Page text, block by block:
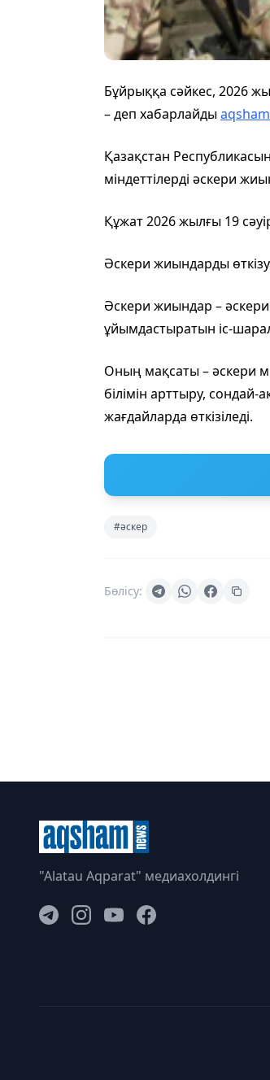
Бұйрыққа сәйкес, 2026
– деп хабарлайды
Қазақстан
міндеттілерді әскери
Құжат 2026 жылғы 19
Әскери жиындарды
Әскери жиындар – әскери
ұйымдастыратын іс-
Оның мақсаты – әскери
білімін арттыру,
жағдайларда өткізіледі.
#әскер
Бөлісу:
"Alatau Aqparat" медиахолдингі